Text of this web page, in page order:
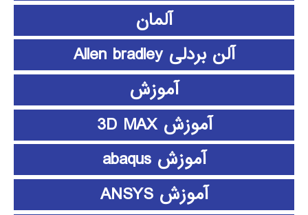
آلمان
آلن بردلی Allen bradley
آموزش
آموزش 3D MAX
آموزش abaqus
آموزش ANSYS